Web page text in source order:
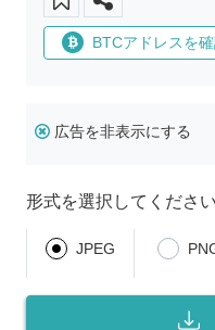
BTCアドレスを
広告を非表示にする
形式を選択してください
JPEG